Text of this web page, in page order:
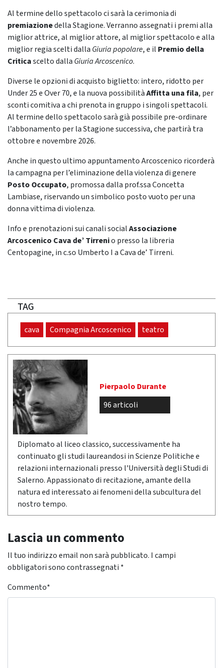
Al termine dello spettacolo ci sarà la cerimonia di
premiazionedella Stagione. Verranno assegnati i premi alla
miglior attrice, al miglior attore, al miglior spettacolo e alla
miglior regia scelti dalla Giuria popolare, e il Premio della
Criticascelto dalla Giuria Arcoscenico.
Diverse le opzioni di acquisto biglietto: intero, ridotto per
Under 25 e Over 70, e la nuova possibilitàAffitta una fila, per
sconti comitiva a chi prenota in gruppo i singoli spettacoli.
Al termine dello spettacolo sarà già possibile pre-ordinare
l’abbonamento per la Stagione successiva, che partirà tra
ottobre e novembre 2026.
Anche in questo ultimo appuntamento Arcoscenico ricorderà
la campagna per l’eliminazione della violenza di genere
Posto Occupato, promossa dalla prof.ssa Concetta
Lambiase, riservando un simbolico posto vuoto per una
donna vittima di violenza.
Info e prenotazioni sui canali socialAssociazione
Arcoscenico Cava de’ Tirrenio presso la libreria
Centopagine, in c.so Umberto I a Cava de’ Tirreni.
TAG
cava Compagnia Arcoscenico teatro
Pierpaolo Durante
96 articoli
Diplomato al liceo classico, successivamente ha
continuato gli studi laureandosi in Scienze Politiche e
relazioni internazionali presso l'Università degli Studi di
Salerno. Appassionato di recitazione, amante della
natura ed interessato ai fenomeni della subcultura del
nostro tempo.
Lascia un commento
Il tuo indirizzo email non sarà pubblicato. I campi
obbligatori sono contrassegnati *
Commento*